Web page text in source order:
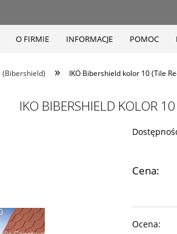
O FIRMIE INFORMACJE POMOC
(Bibershield) » IKO Bibershield kolor 10 (Tile
IKO BIBERSHIELD KOLOR
Cena:
Ocena: